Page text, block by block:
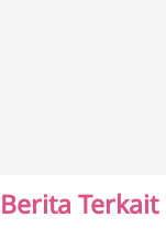
Berita Terkait